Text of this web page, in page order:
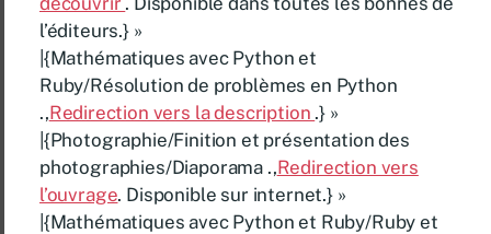
l’éditeurs.} »
|{Mathématiques avec Python et
Ruby/Résolution de problèmes en Python
.,Redirection vers la description .} »
|{Photographie/Finition et présentation des
photographies/Diaporama .,Redirection vers
l’ouvrage. Disponible sur internet.} »
|{Mathématiques avec Python et Ruby/Ruby et